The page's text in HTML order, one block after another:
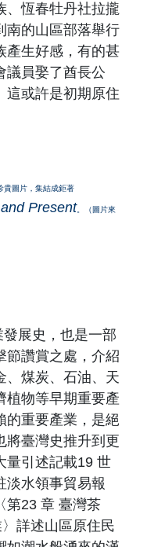
、恆春牡丹社拉攏
南的山區部落舉行
產生好感，有的甚
議員娶了酋長公
這或許是初期原住
貴圖片，集結成鉅著
Present 。（圖片來
展史，也是一部
節讚賞之處，介紹
、煤炭、石油、天
植物等早期重要產
的重要產業，是絕
將臺灣史推升到更
量引述記載19 世
淡水領事貿易報
第23 章 臺灣茶
詳述山區原住民